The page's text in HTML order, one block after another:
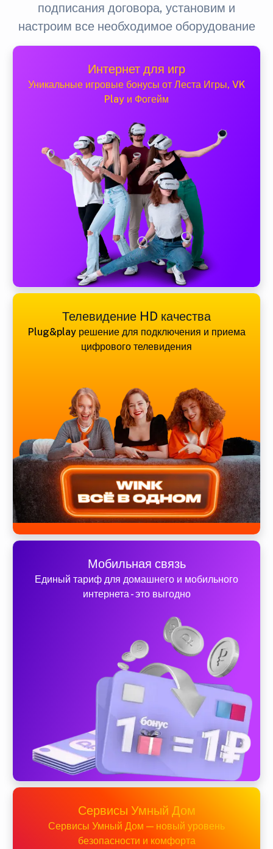
подписания договора, установим и
настроим все необходимое оборудование
Интернет для игр
Уникальные игровые бонусы от Леста Игры, VK
Play и Фогейм
Телевидение HD качества
Plug&play решение для подключения и приема
цифрового телевидения
Мобильная связь
Единый тариф для домашнего и мобильного
интернета - это выгодно
Сервисы Умный Дом
Сервисы Умный Дом — новый уровень
безопасности и комфорта